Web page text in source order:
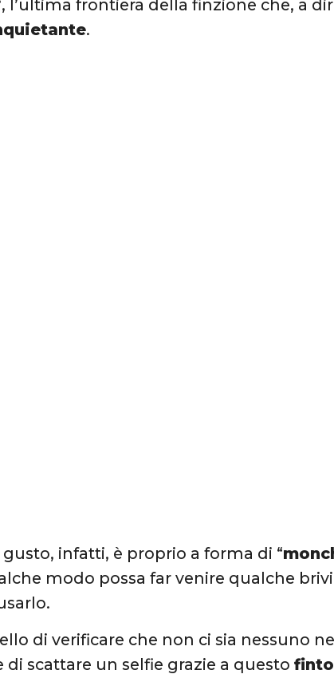
l’ultima frontiera della finzione che, a
.
infatti, è proprio a forma di “
modo possa far venire qualche
di verificare che non ci sia nessuno
scattare un selfie grazie a questo